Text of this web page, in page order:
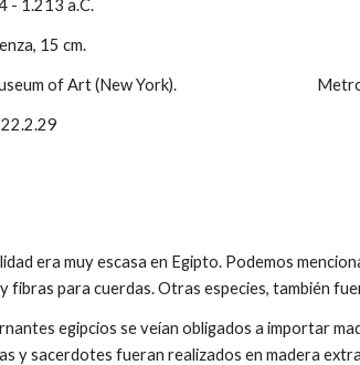
- 1.213 a.C.
15 cm.
of Art (New York).
22.2.29
era muy escasa en Egipto. Podemos
fibras para cuerdas. Otras especies, también
egipcios se veían obligados a importar
y sacerdotes fueran realizados en madera